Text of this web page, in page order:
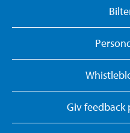
Giv feedback